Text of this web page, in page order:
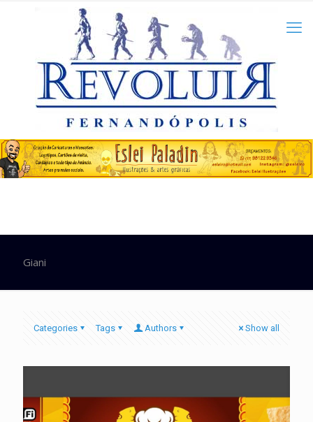
Giani
Categories Tags Authors Show all